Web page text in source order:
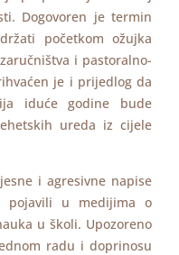
Dogovoren je termin
početkom ožujka
i pastoralno-
je i prijedlog da
iduće godine bude
ureda iz cijele
i agresivne napise
pojavili u medijima o
u školi. Upozoreno
radu i doprinosu